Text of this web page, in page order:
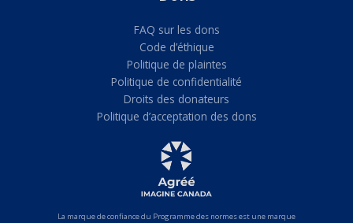
FAQ sur les dons
Code d’éthique
Politique de plaintes
Politique de confidentialité
Droits des donateurs
Politique d’acceptation des dons
La marque de confiance du Programme des normes est une marque